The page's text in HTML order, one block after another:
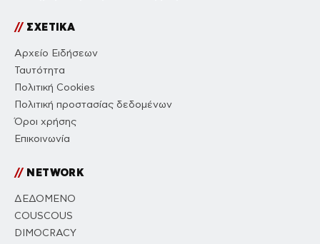
//ΣΧΕΤΙΚΑ
Αρχείο Ειδήσεων
Ταυτότητα
Πολιτική Cookies
Πολιτική προστασίας δεδομένων
Όροι χρήσης
Επικοινωνία
//NETWORK
ΔΕΔΟΜΕΝΟ
COUSCOUS
DIMOCRACY